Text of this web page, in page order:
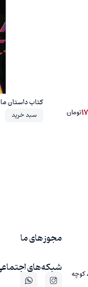
تومان
کتاب داستان
سبد خرید
کوچه
مجوز های ما
شبکه‌های